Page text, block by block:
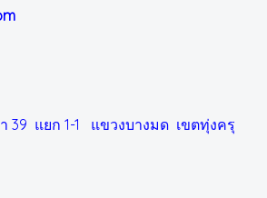
39 แยก 1-1 แขวงบางมด เขตทุ่งครุ